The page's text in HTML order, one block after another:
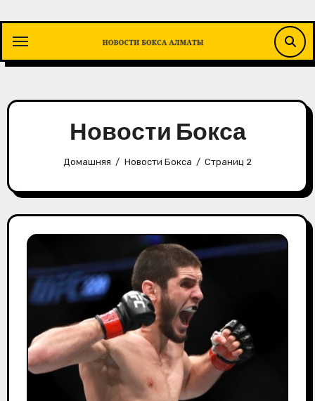
содержимому
Новости Бокса
Домашняя Новости Бокса Страниц 2